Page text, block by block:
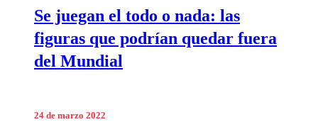
Se juegan el todo o nada: las
figuras que podrían quedar fuera
del Mundial
24 de marzo 2022